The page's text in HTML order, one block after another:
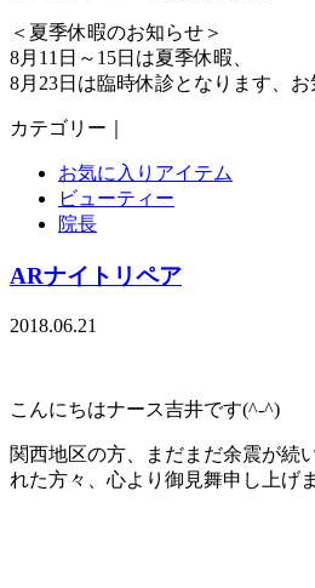
＜夏季休暇のお知らせ＞
8月11日～15日は夏季休暇、
8月23日は臨時休診となります、
カテゴリー｜
お気に入りアイテム
ビューティー
院長
ARナイトリペア
2018.06.21
こんにちはナース吉井です(^-^)
関西地区の方、まだまだ余震が続
れた方々、心より御見舞申し上げま